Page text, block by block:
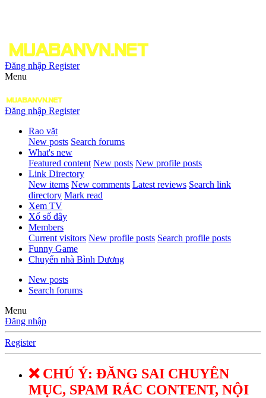
Đăng nhập Register
Menu
Đăng nhập Register
Rao vặt
New posts Search forums
What's new
Featured content New posts New profile posts
Link Directory
New items New comments Latest reviews Search link
directory Mark read
Xem TV
Xổ số đây
Members
Current visitors New profile posts Search profile posts
Funny Game
Chuyển nhà Bình Dương
New posts
Search forums
Menu
Đăng nhập
Register
❌ CHÚ Ý: ĐĂNG SAI CHUYÊN
MỤC, SPAM RÁC CONTENT, NỘI